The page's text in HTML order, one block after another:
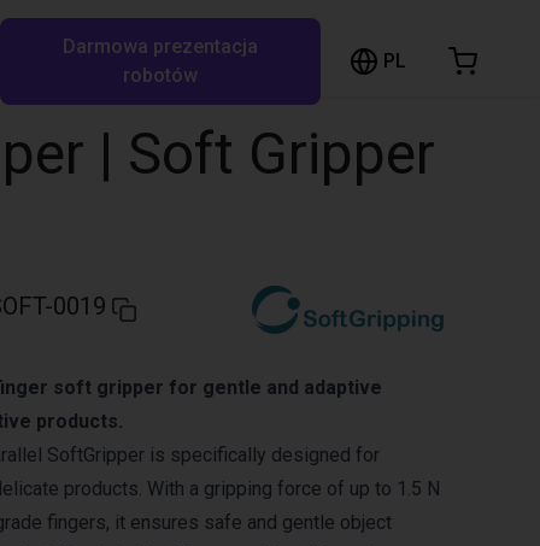
w RBTX…
Darmowa prezentacja
robotów
PL
| Soft Gripper
0019
soft gripper for gentle and adaptive
products.
SoftGripper is specifically designed for
products. With a gripping force of up to 1.5 N
fingers, it ensures safe and gentle object
sklepowy
Przeglądaj ofertę